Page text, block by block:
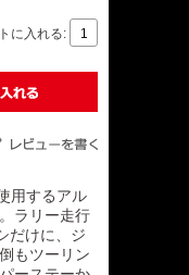
に入れる:
用するアル
ラリー走行
だけに、ジ
もツーリン